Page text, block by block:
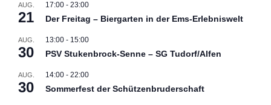
AUG.
21
17:00 -23:00
Der Freitag – Biergarten in der Ems-Erlebniswelt
AUG.
30
13:00 - 15:00
PSV Stukenbrock-Senne – SG Tudorf/Alfen
AUG.
30
14:00 -22:00
Sommerfest der Schützenbruderschaft